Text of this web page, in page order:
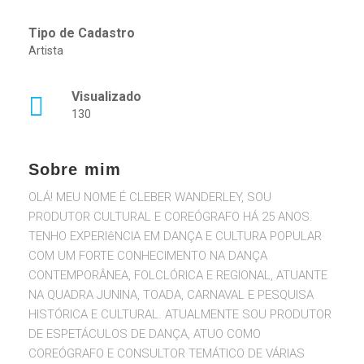
Tipo de Cadastro
Artista
Visualizado
130
Sobre mim
OLÁ! MEU NOME É CLEBER WANDERLEY, SOU
PRODUTOR CULTURAL E COREÓGRAFO HÁ 25 ANOS.
TENHO EXPERIêNCIA EM DANÇA E CULTURA POPULAR
COM UM FORTE CONHECIMENTO NA DANÇA
CONTEMPORÂNEA, FOLCLÓRICA E REGIONAL, ATUANTE
NA QUADRA JUNINA, TOADA, CARNAVAL E PESQUISA
HISTÓRICA E CULTURAL. ATUALMENTE SOU PRODUTOR
DE ESPETÁCULOS DE DANÇA, ATUO COMO
COREÓGRAFO E CONSULTOR TEMÁTICO DE VÁRIAS